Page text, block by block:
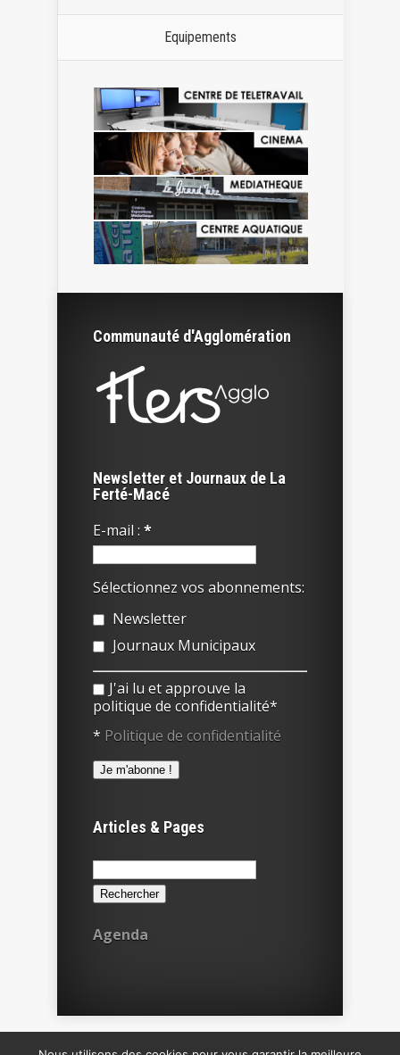
Equipements
Communauté d'Agglomération
Newsletter et Journaux de La
Ferté-Macé
E-mail : *
Sélectionnez vos abonnements:
Newsletter
Journaux Municipaux
J'ai lu et approuve la
politique de confidentialité*
* Politique de confidentialité
Articles & Pages
Rechercher :
Agenda